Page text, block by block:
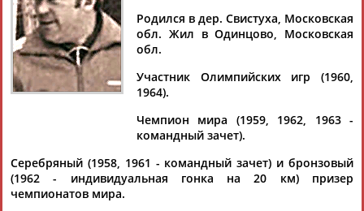
Аслаудин
АБАЕВ
Елена
АБАИМОВА
Мария
АБАКУМОВА
Юлия
Тамилла
АБАСОВА
Рамазан
АБАЧАРАЕВ
Ростом
Родился в дер. Свистуха, Московская
обл. Жил в Одинцово, Московская
обл.
Участник Олимпийских игр (1960,
1964).
Чемпион мира (1959, 1962, 1963 -
командный зачет).
Серебряный (1958, 1961 - командный зачет) и бронзовый
(1962 - индивидуальная гонка на 20 км) призер
чемпионатов мира.